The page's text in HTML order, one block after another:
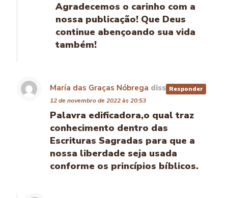
Agradecemos o carinho com a
nossa publicação! Que Deus
continue abençoando sua vida
também!
María das Graças Nóbrega disse:
12 de novembro de 2022 às 20:53
Palavra edificadora,o qual traz
conhecimento dentro das
Escrituras Sagradas para que a
nossa liberdade seja usada
conforme os princípios bíblicos.
Responder